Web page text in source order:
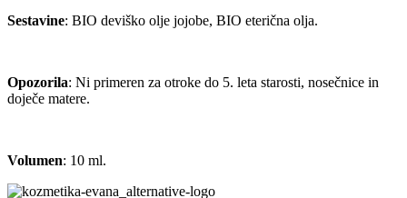
Sestavine: BIO deviško olje jojobe, BIO eterična olja.
Opozorila: Ni primeren za otroke do 5. leta starosti, nosečnice in
doječe matere.
Volumen: 10 ml.